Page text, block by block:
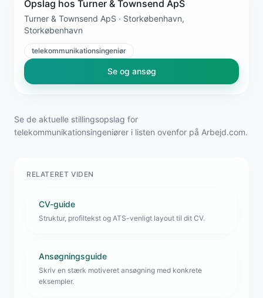
Opslag hos Turner & Townsend ApS
Turner & Townsend ApS · Storkøbenhavn,
Storkøbenhavn
telekommunikationsingeniør
Se og ansøg
Se de aktuelle stillingsopslag for
telekommunikationsingeniører i listen ovenfor på Arbejd.com.
RELATERET VIDEN
CV-guide
Struktur, profiltekst og ATS-venligt layout til dit CV.
Ansøgningsguide
Skriv en stærk motiveret ansøgning med konkrete
eksempler.